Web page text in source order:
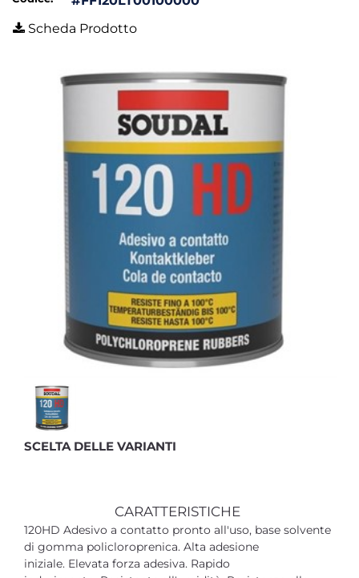
Scheda Prodotto
SCELTA DELLE VARIANTI
CARATTERISTICHE
120HD Adesivo a contatto pronto all'uso, base solvente
di gomma policloroprenica. Alta adesione
iniziale. Elevata forza adesiva. Rapido